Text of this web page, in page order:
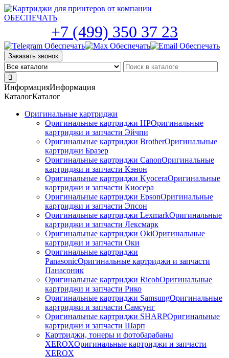
Skip
to
+7 (499) 350 37 23
Заказать звонок
ИнформацияИнформация
КаталогКаталог
Оригинальные картриджи
Оригинальные картриджи HPОригинальные
картриджи и запчасти Эйчпи
Оригинальные картриджи BrotherОригинальные
картриджи Бразер
Оригинальные картриджи CanonОригинальные
картриджи и запчасти Кэнон
Оригинальные картриджи KyoceraОригинальные
картриджи и запчасти Киосера
Оригинальные картриджи EpsonОригинальные
картриджи и запчасти Эпсон
Оригинальные картриджи LexmarkОригинальные
картриджи и запчасти Лексмарк
Оригинальные картриджи ОkiОригинальные
картриджи и запчасти Оки
Оригинальные картриджи
PanasonicОригинальные картриджи и запчасти
Панасоник
Оригинальные картриджи RicohОригинальные
картриджи и запчасти Рико
Оригинальные картриджи SamsungОригинальные
картриджи и запчасти Самсунг
Оригинальные картриджи SHARPОригинальные
картриджи и запчасти Шарп
Картриджи, тонеры и фотобарабаны
XEROXОригинальные картриджи и запчасти
XEROX